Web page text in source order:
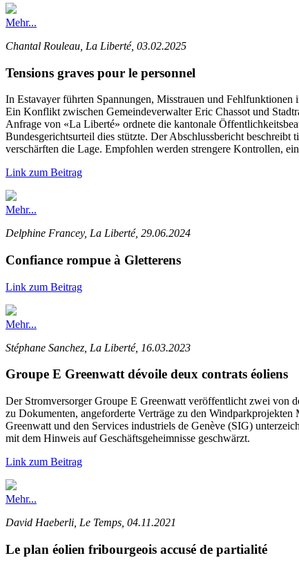
Mehr...
Chantal Rouleau, La Liberté, 03.02.2025
Tensions graves pour le personnel
In Estavayer führten Spannungen, Misstrauen und
Ein Konflikt zwischen Gemeindeverwalter Eric Chassot und
Anfrage von «La Liberté» ordnete die kantonale
Bundesgerichtsurteil dies stützte. Der Abschlussbericht
verschärften die Lage. Empfohlen werden strengere Kontrollen,
Link zum Beitrag
Mehr...
Delphine Francey, La Liberté, 29.06.2024
Confiance rompue à Gletterens
Link zum Beitrag
Mehr...
Stéphane Sanchez, La Liberté, 16.03.2023
Groupe E Greenwatt dévoile deux contrats éoliens
Der Stromversorger Groupe E Greenwatt veröffentlicht zwei von
zu Dokumenten, angeforderte Verträge zu den
Greenwatt und den Services industriels de Genève (SIG)
mit dem Hinweis auf Geschäftsgeheimnisse geschwärzt.
Link zum Beitrag
Mehr...
David Haeberli, Le Temps, 04.11.2021
Le plan éolien fribourgeois accusé de partialité